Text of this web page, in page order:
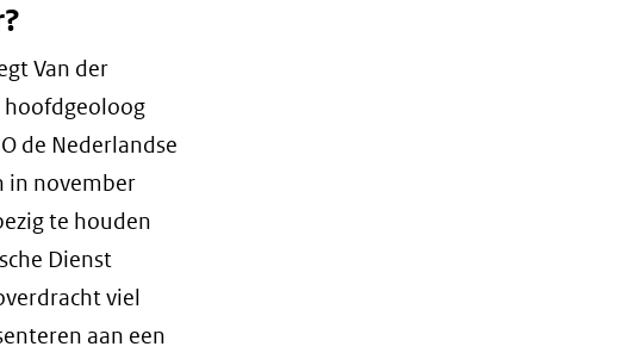
Van der
hoofdgeoloog
de Nederlandse
in november
te houden
Dienst
viel
aan een